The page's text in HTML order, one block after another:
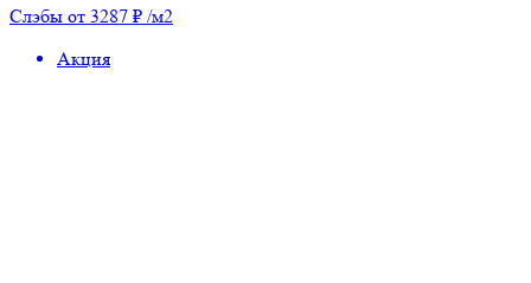
Слэбы от 3287 ₽ /м2
Акция